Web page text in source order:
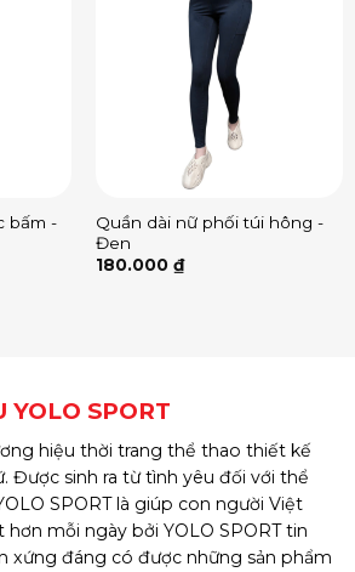
bấm -
Quần dài nữ phối túi hông -
Đen
180.000 ₫
YOLO SPORT
hiệu thời trang thể thao thiết kế
Được sinh ra từ tình yêu đối với thể
SPORT là giúp con người Việt
mỗi ngày bởi YOLO SPORT tin
xứng đáng có được những sản phẩm